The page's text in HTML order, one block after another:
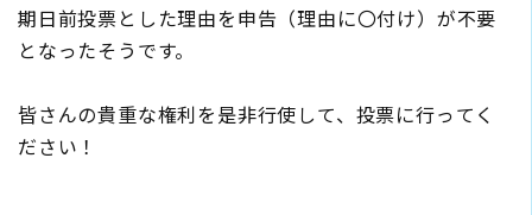
期日前投票とした理由を申告（理由に〇付け）が不要
となったそうです。
皆さんの貴重な権利を是非行使して、投票に行ってく
ださい！